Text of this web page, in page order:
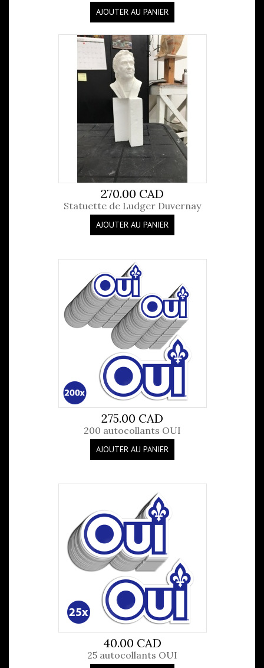
AJOUTER AU PANIER
270.00 CAD
Statuette de Ludger Duvernay
AJOUTER AU PANIER
275.00 CAD
200 autocollants OUI
AJOUTER AU PANIER
40.00 CAD
25 autocollants OUI